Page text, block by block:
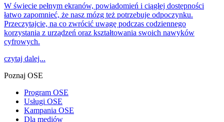
W świecie pełnym ekranów, powiadomień i ciągłej dostępności
łatwo zapomnieć, że nasz mózg też potrzebuje odpoczynku.
Przeczytajcie, na co zwrócić uwagę podczas codziennego
korzystania z urządzeń oraz kształtowania swoich nawyków
cyfrowych.
czytaj dalej...
Poznaj OSE
Program OSE
Usługi OSE
Kampania OSE
Dla mediów